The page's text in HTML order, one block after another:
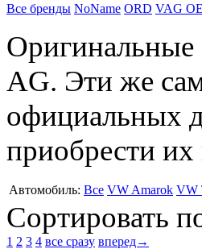
Все бренды NoName ORD VAG OE
Оригинальные
AG. Эти же
официальных
приобрести
Автомобиль: Все VW Amarok VW
Сортировать
1 2 3 4 все сразу вперед→